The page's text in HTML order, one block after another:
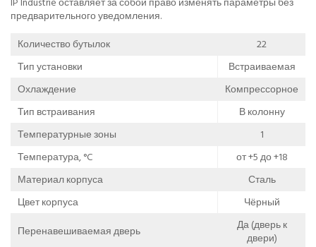
предварительного уведомления.
Количество бутылок
22
Тип установки
Встраиваемая
Охлаждение
Компрессорное
Тип встраивания
В колонну
Температурные зоны
1
Температура, °C
от +5 до +18
Материал корпуса
Сталь
Цвет корпуса
Чёрный
Перенавешиваемая дверь
Да (дверь к
двери)